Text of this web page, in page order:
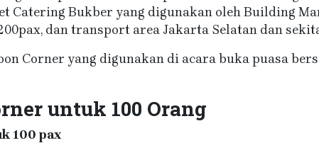
Catering Bukber yang digunakan oleh Building
dan transport area Jakarta Selatan dan
Corner yang digunakan di acara buka puasa
untuk 100 Orang
100 pax